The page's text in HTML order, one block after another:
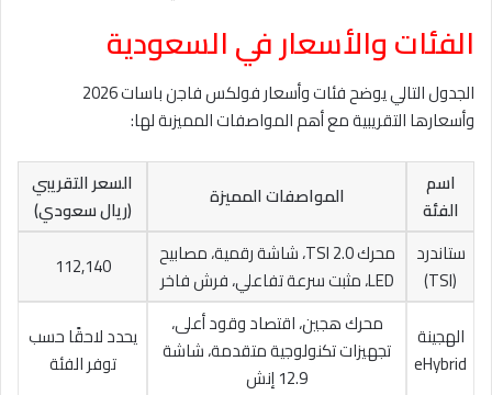
الفئات والأسعار في السعودية
الجدول التالي يوضح فئات وأسعار فولكس فاجن باسات 2026
وأسعارها التقريبية مع أهم المواصفات المميزىة لها:
اسم
الفئة
المواصفات المميزة
السعر التقريبي
(ريال سعودي)
ستاندرد
(TSI)
محرك 2.0 TSI، شاشة رقمية، مصابيح
LED، مثبت سرعة تفاعلي، فرش فاخر
112,140
الهجينة
eHybrid
محرك هجين، اقتصاد وقود أعلى،
تجهيزات تكنولوجية متقدمة، شاشة
12.9 إنش
يحدد لاحقًا حسب
توفر الفئة